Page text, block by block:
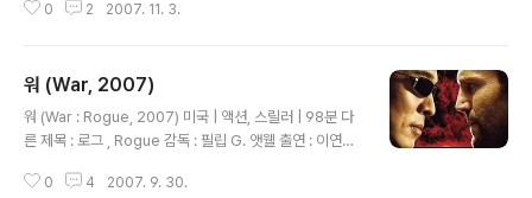
브), 에이미 스마트(이브) 국내 등급 : 18세 관람가 해외 등
살고싶다면 질주하라! ======================
===================================
========================= 킬러는 푸마 츄
탁을 받은 임무를 마쳤으나 오히려 미끼가 되어버린 상황..
0 2 2007. 11. 3.
워 (War, 2007)
워 (War : Rogue, 2007) 미국 | 액션, 스릴러 | 98분 다
른 제목 : 로그 , Rogue 감독 : 필립 G. 앳웰 출연 : 이연걸
===================================
0 4 2007. 9. 30.